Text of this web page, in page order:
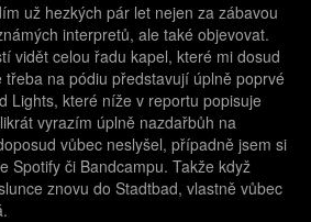
už hezkých pár let nejen za zábavou
interpretů, ale také objevovat.
vidět celou řadu kapel, které mi dosud
třeba na pódiu představují úplně poprvé
Lights, které níže v reportu popisuje
vyrazím úplně nazdařbůh na
vůbec neslyšel, případně jsem si
Spotify či Bandcampu. Takže když
znovu do Stadtbad, vlastně vůbec